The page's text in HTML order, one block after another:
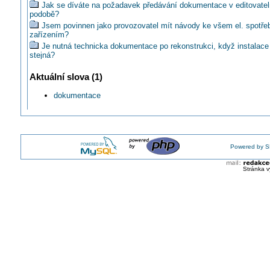
Jak se díváte na požadavek předávání dokumentace v
podobě?
Jsem povinnen jako provozovatel mít návody ke všem el.
zařízením?
Je nutná technicka dokumentace po rekonstrukci, když
stejná?
Dájí se někde sehnat příklady projektové dokumentace?
Jaké doklady by měl dodat dodavatel (oprávněná firma) po nové
V jakém jazyce má být projektová dokumentace?
Také podpoříte podnět k šetření SÚ podaný ombudsmanovi?
Zopakujme si časté chyby v projektové dokumentaci bytové a
Aktuální slova (1)
dokumentace
Powered by
Stránka